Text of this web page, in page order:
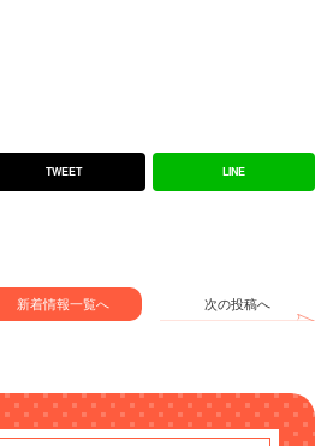
TWEET LINE
新着情報一覧へ 次の投稿へ